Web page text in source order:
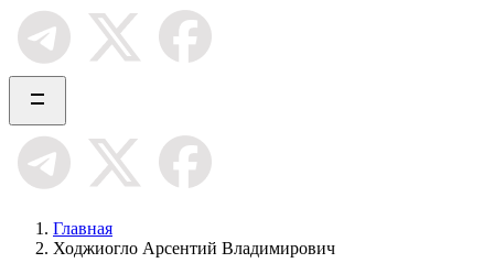
Главная
Ходжиогло Арсентий Владимирович